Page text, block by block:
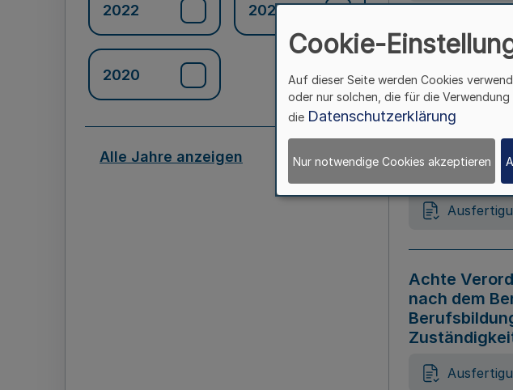
2022 2021
2020
Alle Jahre anzeigen
Gesetz zur
Gesetz zur
Achte
nach dem
Cookie-
Auf dieser Seite werden Cookies
oder nur solchen, die für die
die Datenschutzerklärung
Nur notwendige Cookies akzeptieren